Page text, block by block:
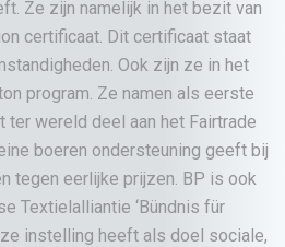
Ze zijn namelijk in het bezit van
certificaat. Dit certificaat staat
Ook zijn ze in het
program. Ze namen als eerste
wereld deel aan het Fairtrade
boeren ondersteuning geeft bij
tegen eerlijke prijzen. BP is ook
Textielalliantie ‘Bündnis für
instelling heeft als doel sociale,